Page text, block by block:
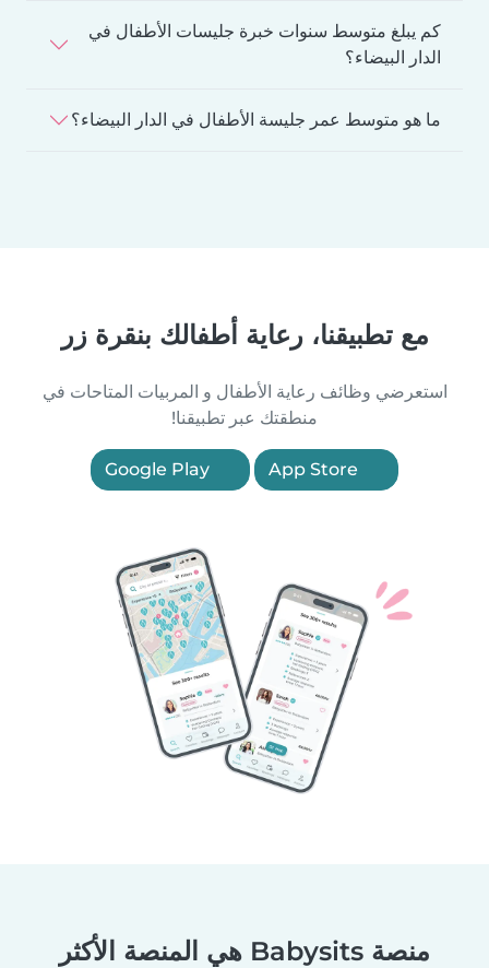
كم يبلغ متوسط سنوات خبرة جليسات الأطفال في
الدار البيضاء؟
ما هو متوسط عمر جليسة الأطفال في الدار البيضاء؟
مع تطبيقنا، رعاية أطفالك بنقرة زر
استعرضي وظائف رعاية الأطفال و المربيات المتاحات في
منطقتك عبر تطبيقنا!
منصة Babysits هي المنصة الأكثر